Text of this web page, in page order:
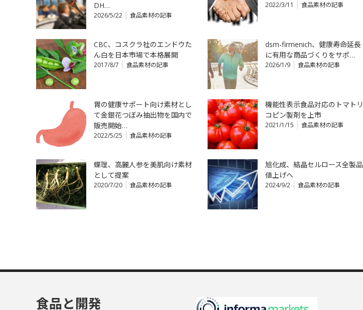
DH…
2026/5/22 食品素材の記事
2022/3/11 食品素材の記事
CBC、コスクラ社のエンドウた
ん白を日本市場で本格展開
2017/8/7 食品素材の記事
dsm-firmenich、健康寿命延長
に有用な商品づくりをサポ…
2026/1/9 食品素材の記事
胃の健康サポート向け素材とし
て金銀花つぼみ抽出物を国内で
販売開始…
2022/5/25 食品素材の記事
機能性表示食品対応のトマトリ
コピン製剤を上市
2021/1/15 食品素材の記事
蝶理、高麗人参を美肌向け素材
として提案
2020/7/20 食品素材の記事
旭化成、結晶セルロース全製品
値上げへ
2024/9/2 食品素材の記事
食品と開発